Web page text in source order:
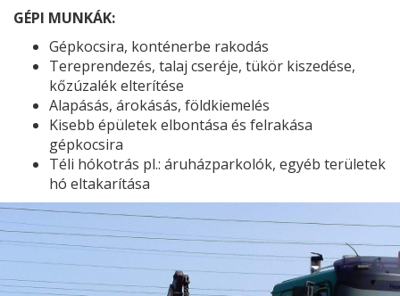
GÉPI MUNKÁK:
Gépkocsira, konténerbe rakodás
Tereprendezés, talaj cseréje, tükör kiszedése,
kőzúzalék elterítése
Alapásás, árokásás, földkiemelés
Kisebb épületek elbontása és felrakása
gépkocsira
Téli hókotrás pl.: áruházparkolók, egyéb területek
hó eltakarítása